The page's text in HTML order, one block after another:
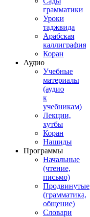
грамматики
Уроки
таджвида
Арабская
каллиграфия
Коран
Аудио
Учебные
материалы
(аудио
к
учебникам)
Лекции,
хутбы
Коран
Нашиды
Программы
Начальные
(чтение,
письмо)
Продвинутые
(грамматика,
общение)
Словари